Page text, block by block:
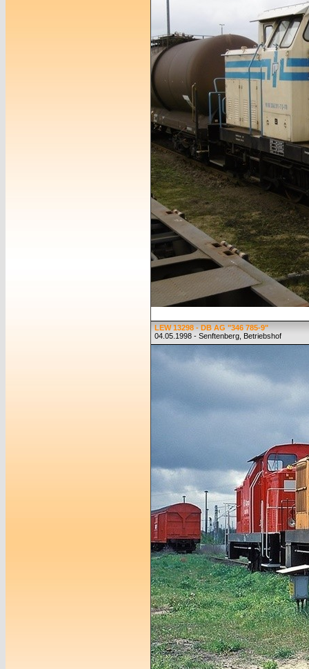
LEW 13298 - DB AG "346 785-9"
04.05.1998 - Senftenberg, Betriebshof